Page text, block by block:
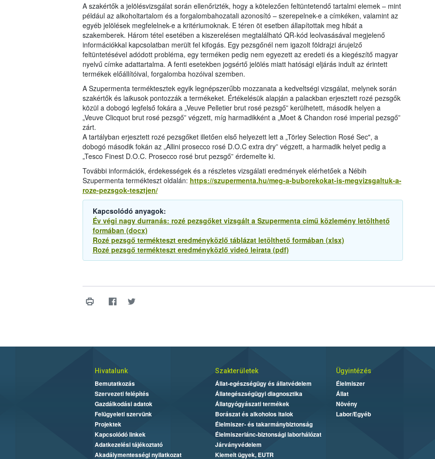
A szakértők a jelölésvizsgálat során ellenőrizték, hogy a kötelezően feltüntetendő tartalmi elemek – mint
például az alkoholtartalom és a forgalombahozatali azonosító – szerepelnek-e a címkéken, valamint az
egyéb jelölések megfelelnek-e a kritériumoknak. E téren öt esetben állapítottak meg hibát a
szakemberek. Három tétel esetében a kiszerelésen megtalálható QR-kód leolvasásával megjelenő
információkkal kapcsolatban merült fel kifogás. Egy pezsgőnél nem igazolt földrajzi árujelző
feltüntetésével adódott probléma, egy terméken pedig nem egyezett az eredeti és a kiegészítő magyar
nyelvű címke adattartalma. A fenti esetekben jogsértő jelölés miatt hatósági eljárás indult az érintett
termékek előállítóival, forgalomba hozóival szemben.
A Szupermenta terméktesztek egyik legnépszerűbb mozzanata a kedveltségi vizsgálat, melynek során
szakértők és laikusok pontozzák a termékeket. Értékelésük alapján a palackban erjesztett rozé pezsgők
közül a dobogó legfelső fokára a „Veuve Pelletier brut rosé pezsgő” kerülhetett, második helyen a
„Veuve Clicquot brut rosé pezsgő” végzett, míg harmadikként a „Moet & Chandon rosé imperial pezsgő”
zárt.
A tartályban erjesztett rozé pezsgőket illetően első helyezett lett a „Törley Selection Rosé Sec", a
dobogó második fokán az „Allini prosecco rosé D.O.C extra dry” végzett, a harmadik helyet pedig a
„Tesco Finest D.O.C. Prosecco rosé brut pezsgő” érdemelte ki.
További információk, érdekességek és a részletes vizsgálati eredmények elérhetőek a Nébih
Szupermenta termékteszt oldalán: https://szupermenta.hu/meg-a-buborekokat-is-megvizsgaltuk-a-
roze-pezsgok-tesztjen/
Kapcsolódó anyagok:
Év végi nagy durranás: rozé pezsgőket vizsgált a Szupermenta című közlemény letölthető
formában (docx)
Rozé pezsgő termékteszt eredményközlő táblázat letölthető formában (xlsx)
Rozé pezsgő termékteszt eredményközlő videó leirata (pdf)
Hivatalunk
Bemutatkozás
Szervezeti felépítés
Gazdálkodási adatok
Felügyeleti szervünk
Projektek
Kapcsolódó linkek
Adatkezelési tájékoztató
Akadálymentességi nyilatkozat
Szakterületek
Állat-egészségügy és állatvédelem
Állategészségügyi diagnosztika
Állatgyógyászati termékek
Borászat és alkoholos italok
Élelmiszer- és takarmánybiztonság
Élelmiszerlánc-biztonsági laborhálózat
Járványvédelem
Kiemelt ügyek, EUTR
Ügyintézés
Élelmiszer
Állat
Növény
Labor/Egyéb